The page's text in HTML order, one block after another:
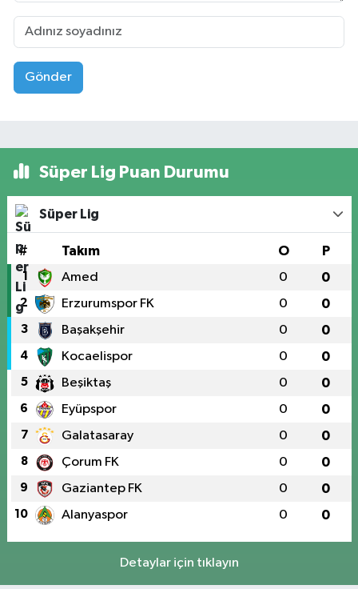
Gönder
Süper Lig Puan Durumu
Süper Lig
# Takım O P
1 Amed 0 0
2 Erzurumspor FK 0 0
3 Başakşehir 0 0
4 Kocaelispor 0 0
5 Beşiktaş 0 0
6 Eyüpspor 0 0
7 Galatasaray 0 0
8 Çorum FK 0 0
9 Gaziantep FK 0 0
10 Alanyaspor 0 0
Detaylar için tıklayın